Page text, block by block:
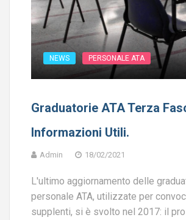
NEWS PERSONALE ATA
Graduatorie ATA Terza
Informazioni Utili.
Admin 18/02/2021
L'ultimo aggiornamento delle
personale ATA, utilizzate per
supplenti, si è svolto nel 2017: il